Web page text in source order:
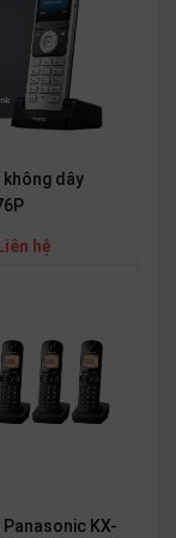
dây
Liên hệ
KX-